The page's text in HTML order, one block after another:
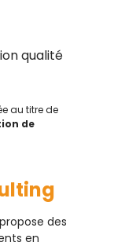
au titre de
de
des
en